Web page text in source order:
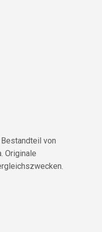
von
Originale